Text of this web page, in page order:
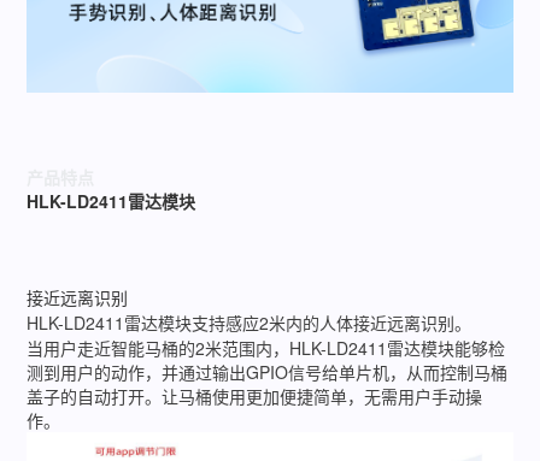
HLK-LD2411雷达模块
接近远离识别
HLK-LD2411雷达模块支持感应2米内的人体接近远离识别。
当用户走近智能马桶的2米范围内，HLK-LD2411雷达模块能够检
测到用户的动作，并通过输出GPIO信号给单片机，从而控制马桶
盖子的自动打开。让马桶使用更加便捷简单，无需用户手动操
作。